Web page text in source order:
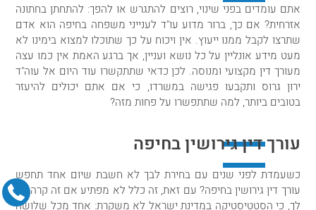
אתם עומדים בפני שינוי, רוצים להתגרש או להפך: להתחתן בחתונה
אזרחית? אם כך, ברור מדוע עו"ד לענייני משפחה בחיפה הוא אדם
שתרצו לקבל ממנו ייעוץ. אין ויכוח על כך שתוכלו למצוא בימינו לא
מעט מידע אונליין על כל נושא ועניין, אך ברגע האמת אין כמו עצה
מעורך דין מקצועי ומנוסה. לכן כדאי שתתקשרו עוד היום אל עוה"ד
ירון גרוס ותקבעו פגישה במשרדו, כי אם אתם יכולים להיעזר
בטובים ביותר, למה שתתפשרו על פחות מזה?
עורך דין גירושין בחיפה
כשעמדת לפני שנים עם בחירת לבך לא חשבת שיום אחד תחפש
עורך דין גירושין בחיפה? עם זאת, זה כלל לא מפתיע אם זה קרה גם
לך, כי הסטטיסטיקה במדינת ישראל לא משקרת: אחד מכל שלושה